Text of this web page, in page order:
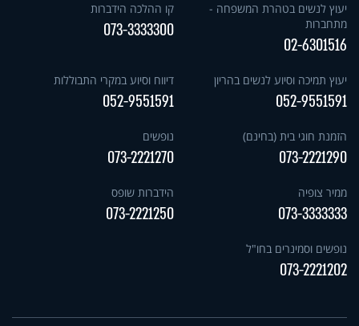
יעוץ לנשים בטהרת המשפחה -
מתחברות
02-6301516
קו ההלכה הידברות
073-3333300
יעוץ תמיכה וסיוע לנשים בהריון
052-9551591
דיווח וסיוע במקרי התבוללות
052-9551591
הזמנת חוגי בית (בחינם)
073-2221290
נופשים
073-2221270
ממיר צופיה
073-3333333
הידברות שופס
073-2221250
נופשים וסמינרים בחו"ל
073-2221202